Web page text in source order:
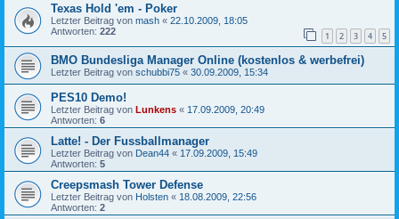
Texas Hold 'em - Poker
Letzter Beitrag von mash « 22.10.2009, 18:05
Antworten: 222 1 2 3 4 5
BMO Bundesliga Manager Online (kostenlos & werbefrei)
Letzter Beitrag von schubbi75 « 30.09.2009, 15:34
PES10 Demo!
Letzter Beitrag von Lunkens « 17.09.2009, 20:49
Antworten: 6
Latte! - Der Fussballmanager
Letzter Beitrag von Dean44 « 17.09.2009, 15:49
Antworten: 5
Creepsmash Tower Defense
Letzter Beitrag von Holsten « 18.08.2009, 22:56
Antworten: 2